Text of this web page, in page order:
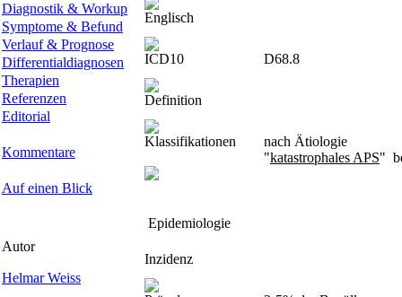
Diagnostik & Workup
Symptome & Befund
Verlauf & Prognose
Differentialdiagnosen
Therapien
Referenzen
Editorial
Kommentare
Auf einen Blick
Autor
Helmar Weiss
Englisch
ICD10 D68.8
Definition
Klassifikationen
nach Ätiologie
"katastrophales APS"
Epidemiologie
Inzidenz